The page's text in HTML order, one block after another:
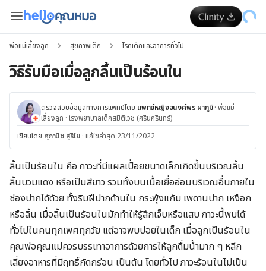
พ่อแม่เลี้ยงลูก สุขภาพเด็ก โรคเด็กและอาการทั่วไป
วิธีรับมือเมื่อลูกลิ้นเป็นร้อนใน
ตรวจสอบข้อมูลทางการแพทย์โดย แพทย์หญิงอนงค์พร ผาภูมิ·พ่อแม่
เลี้ยงลูก ·โรงพยาบาลเด็กสมิติเวช (ศรีนครินทร์)
เขียนโดย ศุภานิช สุริโย · แก้ไขล่าสุด 23/11/2022
ลิ้นเป็นร้อนใน คือ ภาวะที่มีแผลเปื่อยขนาดเล็กเกิดขึ้นบริเวณลิ้น
ลิ้นบวมแดง หรือเป็นสีขาว รวมทั้งบนเนื้อเยื่ออ่อนบริเวณอื่นภายใน
ช่องปากได้ด้วย ทั้งริมฝีปากด้านใน กระพุ้งแก้ม เพดานปาก เหงือก
หรือลิ้น เมื่อลิ้นเป็นร้อนในมักทำให้รู้สึกเจ็บหรือแสบ ภาวะนี้พบได้
ทั่วไปในคนทุกเพศทุกวัย แต่อาจพบบ่อยในเด็ก เมื่อลูกเป็นร้อนใน
คุณพ่อคุณแม่ควรบรรเทาอาการด้วยการให้ลูกดื่มน้ำมาก ๆ หลีก
เลี่ยงอาหารที่มีฤทธิ์กัดกร่อน เป็นต้น โดยทั่วไป ภาวะร้อนในไม่เป็น